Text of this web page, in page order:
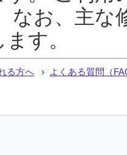
なお、主な
す。
る方へ よくある質問（